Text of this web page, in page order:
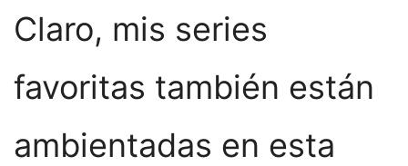
Claro, mis series
favoritas también están
ambientadas en esta